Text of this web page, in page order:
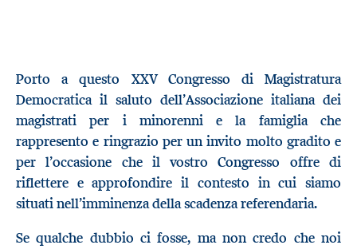
Porto a questo XXV Congresso di Magistratura
Democratica il saluto dell’Associazione italiana dei
magistrati per i minorenni e la famiglia che
rappresento e ringrazio per un invito molto gradito e
per l’occasione che il vostro Congresso offre di
riflettere e approfondire il contesto in cui siamo
situati nell’imminenza della scadenza referendaria.
Se qualche dubbio ci fosse, ma non credo che noi